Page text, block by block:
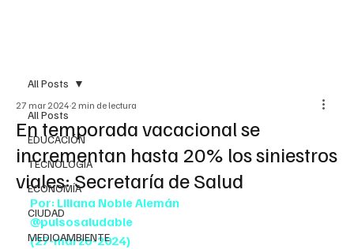
All Posts
EDUCACIÓN
TECNOLOGÍA
ECONOMÍA
CIUDAD
MEDIOAMBIENTE
All Posts
En temporada vacacional se
incrementan hasta 20% los siniestros
viales: Secretaría de Salud
27 mar 2024 2 min de lectura
Por: Liliana Noble Alemán
@pulsosaludable
(27-marzo-2024)